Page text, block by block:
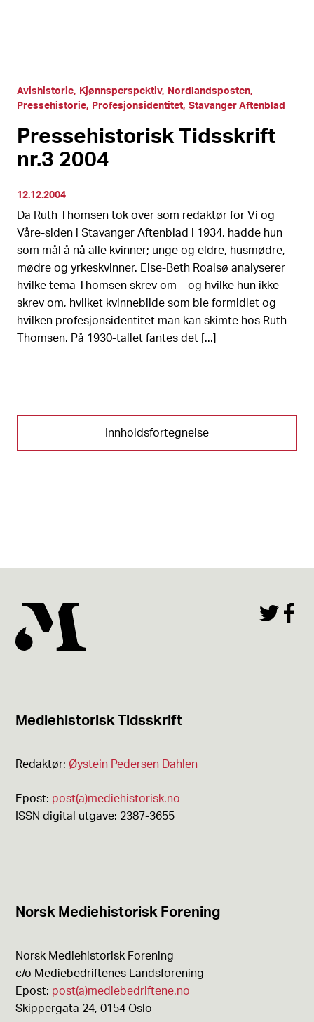
Avishistorie Kjønnsperspektiv
Nordlandsposten
Pressehistorie
Profesjonsidentitet Stavanger Aftenblad
Pressehistorisk Tidsskrift
nr.3 2004
12.12.2004
Da Ruth Thomsen tok over som redaktør for Vi og
Våre-siden i Stavanger Aftenblad i 1934, hadde hun
som mål å nå alle kvinner; unge og eldre, husmødre,
mødre og yrkeskvinner. Else-Beth Roalsø analyserer
hvilke tema Thomsen skrev om – og hvilke hun ikke
skrev om, hvilket kvinnebilde som ble formidlet og
hvilken profesjonsidentitet man kan skimte hos Ruth
Thomsen. På 1930-tallet fantes det [...]
Innholdsfortegnelse
Mediehistorisk Tidsskrift
Redaktør: Øystein Pedersen Dahlen
Epost: post(a)mediehistorisk.no
ISSN digital utgave: 2387-3655
Norsk Mediehistorisk Forening
Norsk Mediehistorisk Forening
c/o Mediebedriftenes Landsforening
Epost: post(a)mediebedriftene.no
Skippergata 24, 0154 Oslo